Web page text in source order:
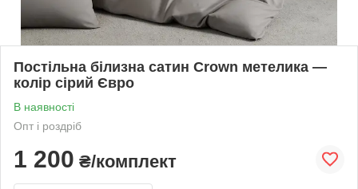
Постільна білизна сатин Crown метелика —
колір сірий Євро
В наявності
Опт і роздріб
1 200 ₴/комплект